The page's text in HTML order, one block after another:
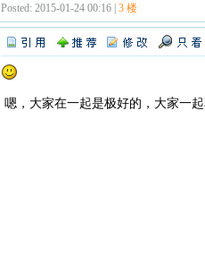
Posted: 2015-01-24 00:16 | 3 楼
嗯，大家在一起是极好的，大家一